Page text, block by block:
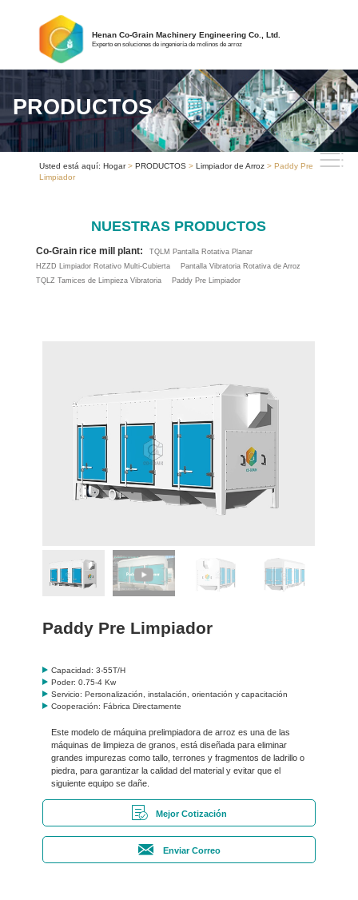
Henan Co-Grain Machinery Engineering Co., Ltd.
Experto en soluciones de ingeniería de molinos de arroz
PRODUCTOS
Usted está aquí: Hogar>PRODUCTOS >Limpiador de Arroz > Paddy Pre
Limpiador
NUESTRAS PRODUCTOS
Co-Grain rice mill plant:
TQLM Pantalla Rotativa Planar
HZZD Limpiador Rotativo Multi-Cubierta
Pantalla Vibratoria Rotativa de Arroz
TQLZ Tamices de Limpieza Vibratoria
Paddy Pre Limpiador
Paddy Pre Limpiador
Capacidad: 3-55T/H
Poder: 0.75-4 Kw
Servicio: Personalización, instalación, orientación y capacitación
Cooperación: Fábrica Directamente
Este modelo de máquina prelimpiadora de arroz es una de las
máquinas de limpieza de granos, está diseñada para eliminar
grandes impurezas como tallo, terrones y fragmentos de ladrillo o
piedra, para garantizar la calidad del material y evitar que el
siguiente equipo se dañe.
Mejor Cotización
Enviar Correo